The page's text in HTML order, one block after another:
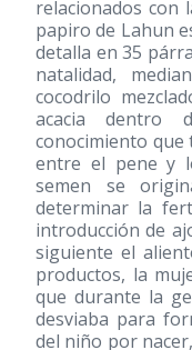
relacionados con
papiro de Lahun
detalla en 35
natalidad,
cocodrilo
acacia dentro
conocimiento que
entre el pene y
semen se
determinar la
introducción de
siguiente el
productos, la
que durante la
desviaba para
del niño por